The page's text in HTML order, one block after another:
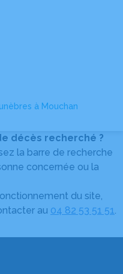
à Mouchan
décès recherché ?
la barre de recherche
concernée ou la
du site,
au 04 82 53 51 51.